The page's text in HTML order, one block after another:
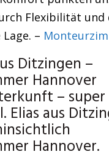
Flexibilität und
–
Ditzingen –
Hannover
– super
Elias aus
Hannover.